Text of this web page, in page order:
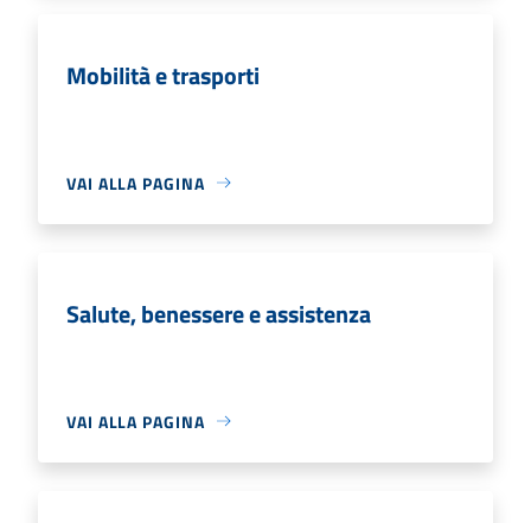
Mobilità e trasporti
VAI ALLA PAGINA
Salute, benessere e assistenza
VAI ALLA PAGINA